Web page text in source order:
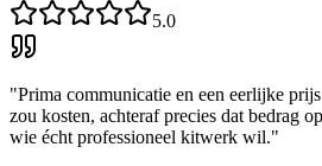
5.0
"Prima communicatie en een eerlijke
zou kosten, achteraf precies dat bedrag
wie écht professioneel kitwerk wil."